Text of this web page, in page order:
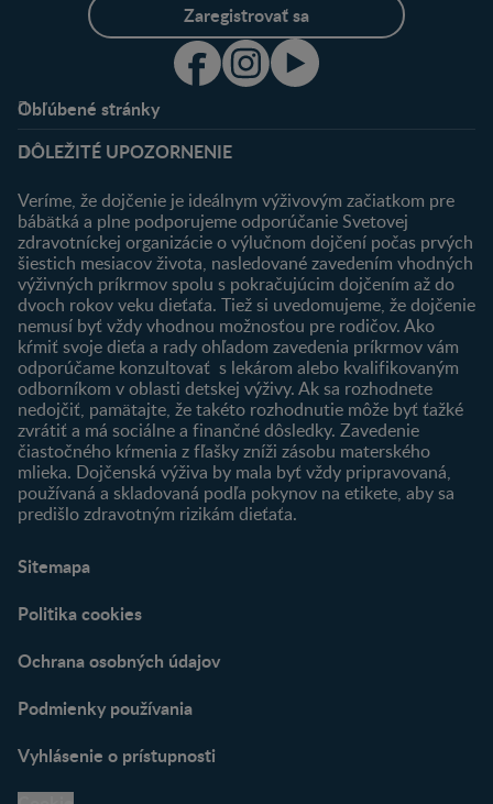
Zaregistrovať sa
Obľúbené stránky
Výhody členstva
Môj účet
Registrácia
Newsletter
Prihlásenie
Produkty
Nájsť produkt
DÔLEŽITÉ UPOZORNENIE
Veríme, že dojčenie je ideálnym výživovým začiatkom pre
bábätká a plne podporujeme odporúčanie Svetovej
zdravotníckej organizácie o výlučnom dojčení počas prvých
šiestich mesiacov života, nasledované zavedením vhodných
výživných príkrmov spolu s pokračujúcim dojčením až do
dvoch rokov veku dieťaťa. Tiež si uvedomujeme, že dojčenie
nemusí byť vždy vhodnou možnosťou pre rodičov. Ako
kŕmiť svoje dieťa a rady ohľadom zavedenia príkrmov vám
odporúčame konzultovať s lekárom alebo kvalifikovaným
odborníkom v oblasti detskej výživy. Ak sa rozhodnete
nedojčiť, pamätajte, že takéto rozhodnutie môže byť ťažké
zvrátiť a má sociálne a finančné dôsledky. Zavedenie
čiastočného kŕmenia z fľašky zníži zásobu materského
mlieka. Dojčenská výživa by mala byť vždy pripravovaná,
používaná a skladovaná podľa pokynov na etikete, aby sa
predišlo zdravotným rizikám dieťaťa.
Sitemapa
Politika cookies
Ochrana osobných údajov
Podmienky používania
Vyhlásenie o prístupnosti